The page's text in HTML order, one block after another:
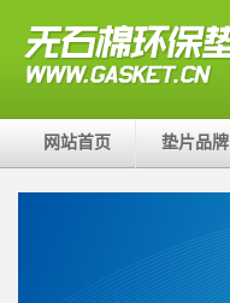
网站首页 垫片品牌